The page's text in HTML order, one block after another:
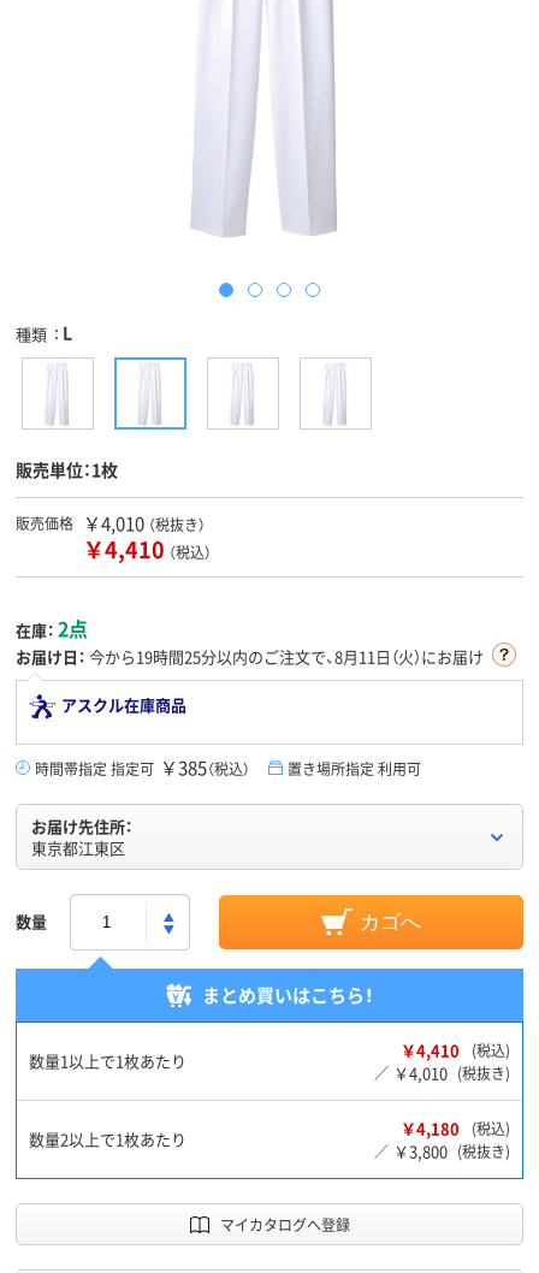
種類 L
販売単位：1枚
販売価格 ￥4,010 （税抜き）
￥4,410 （税込）
在庫： 2点
お届け日： 今から19時間25分以内のご注文で、8月11日（火）にお届け
アスクル在庫商品
時間帯指定 指定可 ￥385（税込） 置き場所指定 利用可
お届け先住所：
東京都江東区
数量 カゴへ
まとめ買いはこちら！
数量1以上で1枚あたり ￥4,410
(税込)
／ ￥4,010 (税抜き)
数量2以上で1枚あたり ￥4,180
(税込)
／ ￥3,800 (税抜き)
マイカタログへ登録